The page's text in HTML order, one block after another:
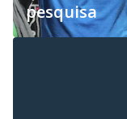
pesquisa